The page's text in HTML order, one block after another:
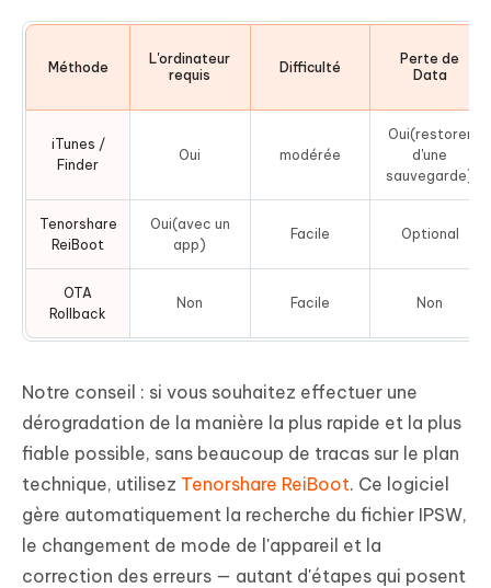
Méthode
L'ordinateur
requis
Difficulté
Perte de
Data
iTunes /
Finder
Oui modérée
Oui(restorer
d'une
sauvegarde)
Tenorshare
ReiBoot
Oui(avec un
app)
Facile Optional
OTA
Rollback
Non Facile Non
Notre conseil : si vous souhaitez effectuer une
dérogradation de la manière la plus rapide et la plus
fiable possible, sans beaucoup de tracas sur le plan
technique, utilisez Tenorshare ReiBoot. Ce logiciel
gère automatiquement la recherche du fichier IPSW,
le changement de mode de l'appareil et la
correction des erreurs — autant d'étapes qui posent